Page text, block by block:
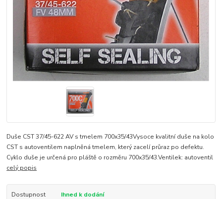
Duše CST 37/45-622 AV s tmelem 700x35/43Vysoce kvalitní duše na kolo
CST s autoventilem naplněná tmelem, který zacelí průraz po defektu.
Cyklo duše je určená pro pláště o rozměru 700x35/43.Ventilek: autoventil
celý popis
Dostupnost Ihned k dodání